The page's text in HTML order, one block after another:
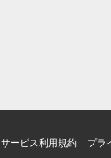
サービス利用規約 プラ